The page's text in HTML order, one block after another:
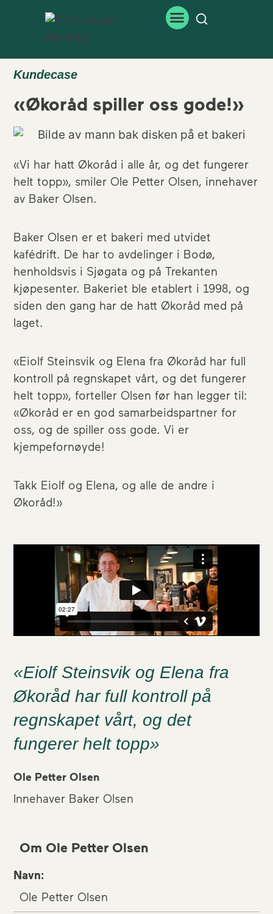
«Eiolf Steinsvik og Elena fra
Økoråd har full kontroll på
regnskapet vårt, og det
fungerer helt topp»
Ole Petter Olsen
Innehaver Baker Olsen
Om Ole Petter Olsen
Navn:
Ole Petter Olsen
Kundecase
«Økoråd spiller oss gode!»
«Vi har hatt Økoråd i alle år, og det fungerer
helt topp», smiler Ole Petter Olsen, innehaver
av Baker Olsen.
Baker Olsen er et bakeri med utvidet
kafédrift. De har to avdelinger i Bodø,
henholdsvis i Sjøgata og på Trekanten
kjøpesenter. Bakeriet ble etablert i 1998, og
siden den gang har de hatt Økoråd med på
laget.
«Eiolf Steinsvik og Elena fra Økoråd har full
kontroll på regnskapet vårt, og det fungerer
helt topp», forteller Olsen før han legger til:
«Økoråd er en god samarbeidspartner for
oss, og de spiller oss gode. Vi er
kjempefornøyde!
Takk Eiolf og Elena, og alle de andre i
Økoråd!»